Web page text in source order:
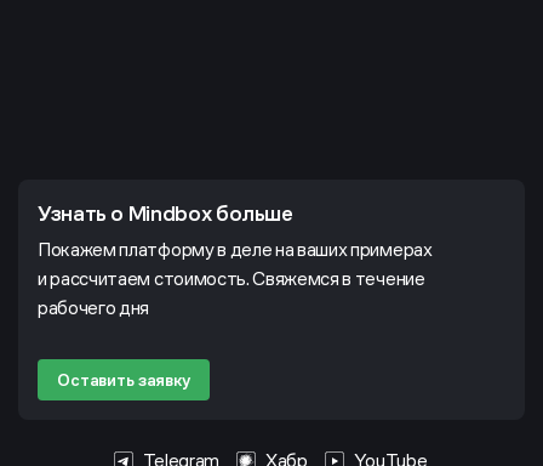
Узнать о Mindbox больше
Покажем платформу в деле на ваших примерах
и рассчитаем стоимость. Свяжемся в течение
рабочего дня
Оставить заявку
Telegram Хабр YouTube